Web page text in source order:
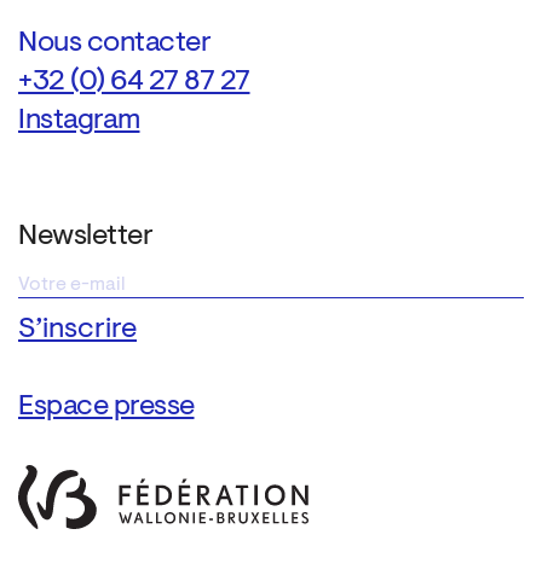
Nous contacter
+32 (0) 64 27 87 27
Instagram
Newsletter
Espace presse